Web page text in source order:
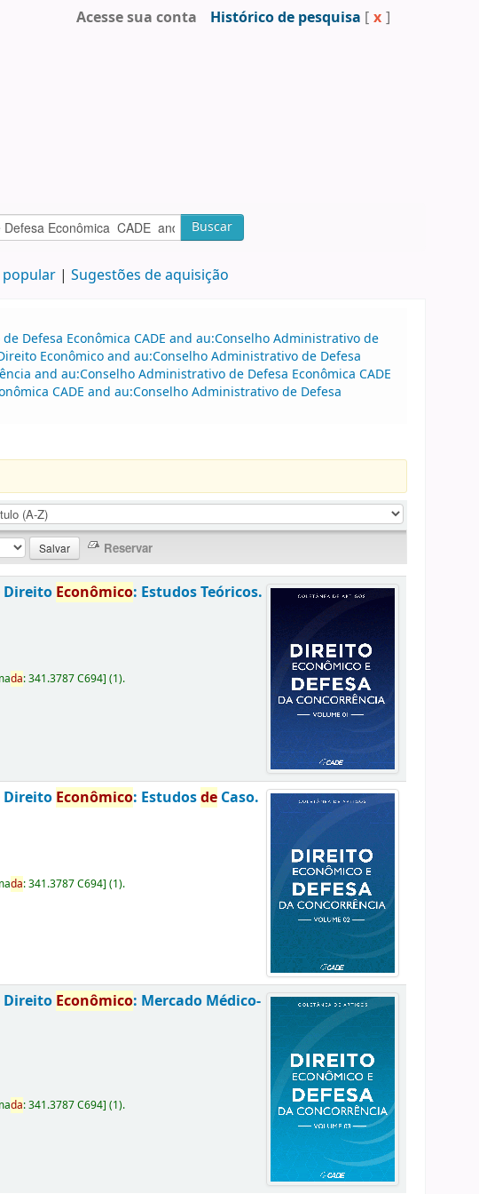
Acesse sua conta Histórico de pesquisa [ x ]
Buscar
popular Sugestões de aquisição
Defesa Econômica CADE and au:Conselho Administrativo de
Econômico and au:Conselho Administrativo de Defesa
and au:Conselho Administrativo de Defesa Econômica CADE
CADE and au:Conselho Administrativo de Defesa
Direito Econômico: Estudos Teóricos.
da:341.3787 C694](1).
Direito Econômico: Estudosde Caso.
da:341.3787 C694](1).
Direito Econômico: Mercado Médico-
da:341.3787 C694](1).